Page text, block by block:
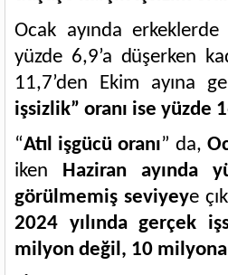
Ocak ayında
yüzde 6,9’a düşerken
11,7’den Ekim ayına
işsizlik” oranı ise yüzde
“Atıl işgücü oranı” da,
iken Haziran ayında
görülmemiş seviyeye
2024 yılında gerçek
milyon değil, 10 milyona